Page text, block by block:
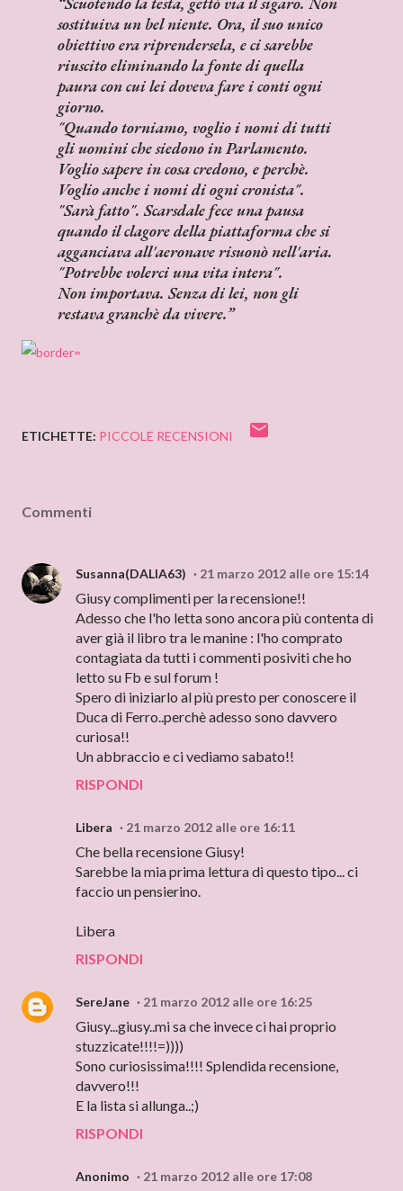
sostituiva un bel niente. Ora, il suo unico
obiettivo era riprendersela, e ci sarebbe
riuscito eliminando la fonte di quella
paura con cui lei doveva fare i conti ogni
giorno.
"Quando torniamo, voglio i nomi di tutti
gli uomini che siedono in Parlamento.
Voglio sapere in cosa credono, e perchè.
Voglio anche i nomi di ogni cronista".
"Sarà fatto". Scarsdale fece una pausa
quando il clagore della piattaforma che si
agganciava all'aeronave risuonò nell'aria.
"Potrebbe volerci una vita intera".
Non importava. Senza di lei, non gli
restava granchè da vivere.
ETICHETTE: PICCOLE RECENSIONI
Commenti
Susanna(DALIA63) 21 marzo 2012 alle ore 15:14
Giusy complimenti per la recensione!!
Adesso che l'ho letta sono ancora più contenta di
aver già il libro tra le manine : l'ho comprato
contagiata da tutti i commenti posiviti che ho
letto su Fb e sul forum !
Spero di iniziarlo al più presto per conoscere il
Duca di Ferro..perchè adesso sono davvero
curiosa!!
Un abbraccio e ci vediamo sabato!!
RISPONDI
Libera 21 marzo 2012 alle ore 16:11
Che bella recensione Giusy!
Sarebbe la mia prima lettura di questo tipo... ci
faccio un pensierino.
Libera
RISPONDI
SereJane 21 marzo 2012 alle ore 16:25
Giusy...giusy..mi sa che invece ci hai proprio
stuzzicate!!!!=))))
Sono curiosissima!!!! Splendida recensione,
davvero!!!
E la lista si allunga..;)
RISPONDI
Anonimo 21 marzo 2012 alle ore 17:08